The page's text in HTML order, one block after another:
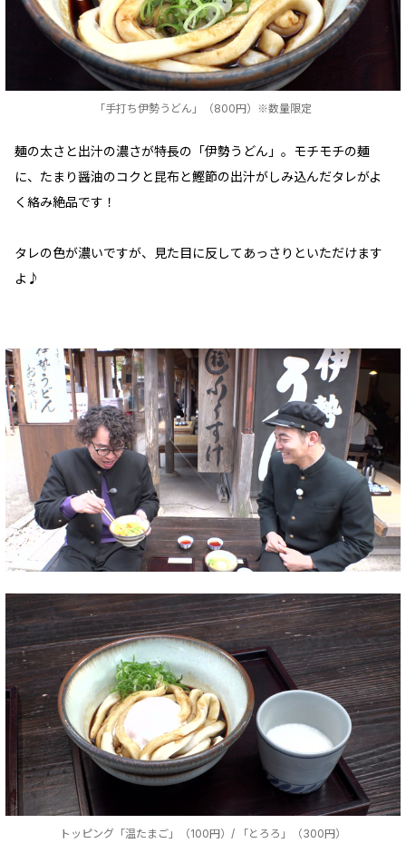
「手打ち伊勢うどん」（800円）※数量限定
麺の太さと出汁の濃さが特長の「伊勢うどん」。モチモチの麺
に、たまり醤油のコクと昆布と鰹節の出汁がしみ込んだタレがよ
く絡み絶品です！
タレの色が濃いですが、見た目に反してあっさりといただけます
よ♪
トッピング「温たまご」（100円）/ 「とろろ」（300円）